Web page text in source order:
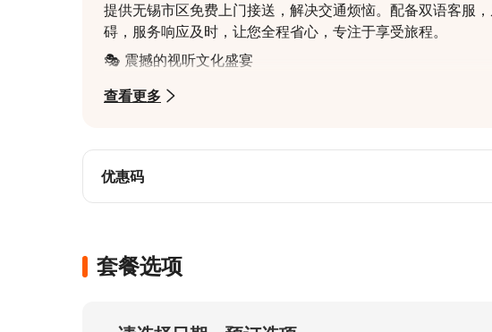
提供无锡市区免费上门接送，解决交通烦恼。配备双语客服
碍，服务响应及时，让您全程省心，专注于享受旅程。
🎭 震撼的视听文化盛宴
宫殿梵宫，观看《灵山吉祥颂》演出，获得多重感官震撼的深
一天内深度游览无锡两大核心地标：震撼的佛教文化圣地灵
能感受神圣庄严的佛国气象，又能享受太湖的天然山水画卷
查看更多
优惠码
套餐选项